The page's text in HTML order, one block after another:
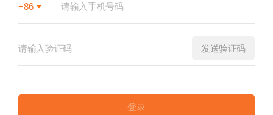
+86
发送验证码
登录